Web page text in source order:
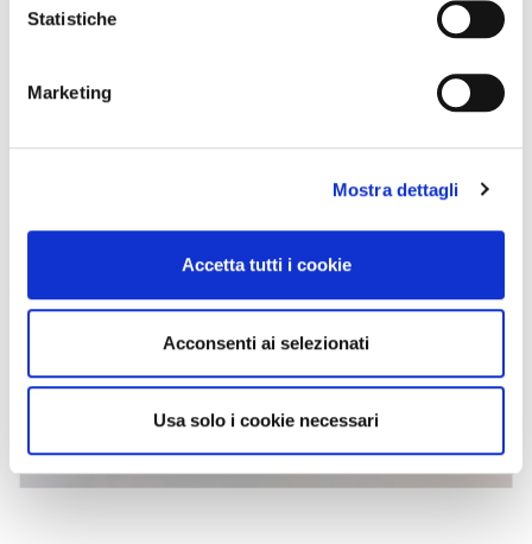
Statistiche
Marketing
Mostra dettagli
Accetta tutti i cookie
Acconsenti ai selezionati
Usa solo i cookie necessari